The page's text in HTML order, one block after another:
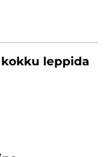
leppida